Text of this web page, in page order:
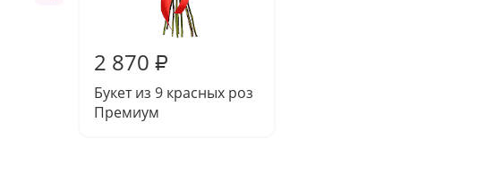
2 870 ₽
Букет из 9 красных роз
Премиум